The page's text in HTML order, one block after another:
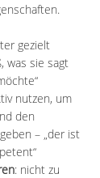
gezielt
was sie sagt
nutzen, um
den
– „der ist
: nicht zu